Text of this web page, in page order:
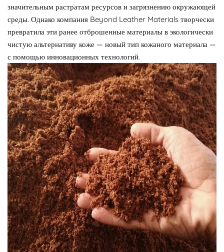
значительным растратам ресурсов и загрязнению окружающей
среды. Однако компания Beyond Leather Materials творчески
превратила эти ранее отброшенные материалы в экологически
чистую альтернативу коже — новый тип кожаного материала —
с помощью инновационных технологий.